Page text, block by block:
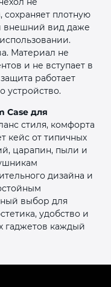
сохраняет плотную
внешний вид даже
Материал не
и не вступает в
работает
устройство.
Case для
стиля, комфорта
кейс от типичных
царапин, пыли и
дизайна и
выбор для
удобство и
гаджетов каждый